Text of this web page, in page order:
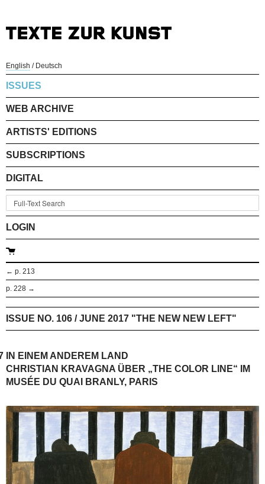
English / Deutsch
ISSUES
WEB ARCHIVE
ARTISTS' EDITIONS
SUBSCRIPTIONS
DIGITAL
LOGIN
← p. 213
p. 228 →
ISSUE NO. 106 / JUNE 2017 "THE NEW NEW LEFT"
IN EINEM ANDEREM LAND
CHRISTIAN KRAVAGNA ÜBER „THE COLOR LINE“ IM
MUSÉE DU QUAI BRANLY, PARIS